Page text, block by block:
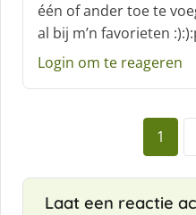
één of ander toe te
al bij m’n favorieten
Login om te reageren
1
Laat een reactie